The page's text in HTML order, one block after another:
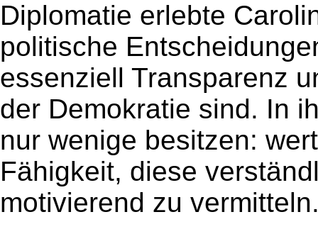
Diplomatie erlebte
politische
essenziell Transparenz
der Demokratie sind. In
nur wenige besitzen:
Fähigkeit, diese
motivierend zu